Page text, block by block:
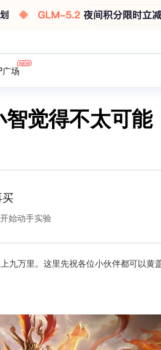
广场
觉得不太可能
始动手实验
九万里。这里先祝各位小伙伴都可以黄